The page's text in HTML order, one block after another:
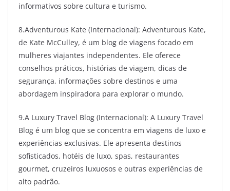
informativos sobre cultura e turismo.
8.Adventurous Kate (Internacional): Adventurous Kate,
de Kate McCulley, é um blog de viagens focado em
mulheres viajantes independentes. Ele oferece
conselhos práticos, histórias de viagem, dicas de
segurança, informações sobre destinos e uma
abordagem inspiradora para explorar o mundo.
9.A Luxury Travel Blog (Internacional): A Luxury Travel
Blog é um blog que se concentra em viagens de luxo e
experiências exclusivas. Ele apresenta destinos
sofisticados, hotéis de luxo, spas, restaurantes
gourmet, cruzeiros luxuosos e outras experiências de
alto padrão.